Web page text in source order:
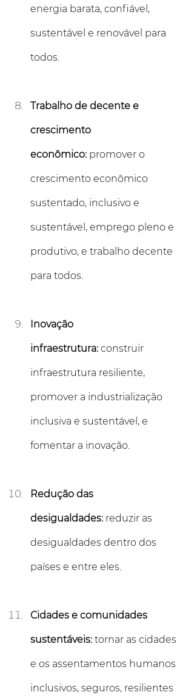
energia barata, confiável,
sustentável e renovável para
todos.
Trabalho de decente e
crescimento
econômico: promover o
crescimento econômico
sustentado, inclusivo e
sustentável, emprego pleno e
produtivo, e trabalho decente
para todos.
Inovação
infraestrutura: construir
infraestrutura resiliente,
promover a industrialização
inclusiva e sustentável, e
fomentar a inovação.
Redução das
desigualdades: reduzir as
desigualdades dentro dos
países e entre eles.
Cidades e comunidades
sustentáveis: tornar as cidades
e os assentamentos humanos
inclusivos, seguros, resilientes